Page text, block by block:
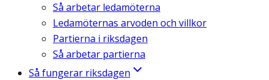
Så arbetar ledamöterna
Ledamöternas arvoden och villkor
Partierna i riksdagen
Så arbetar partierna
Så fungerar riksdagen